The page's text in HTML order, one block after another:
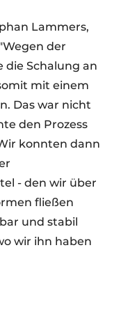
Lammers,
der
die Schalung an
mit einem
Das war nicht
den Prozess
konnten dann
- den wir über
fließen
und stabil
wir ihn haben